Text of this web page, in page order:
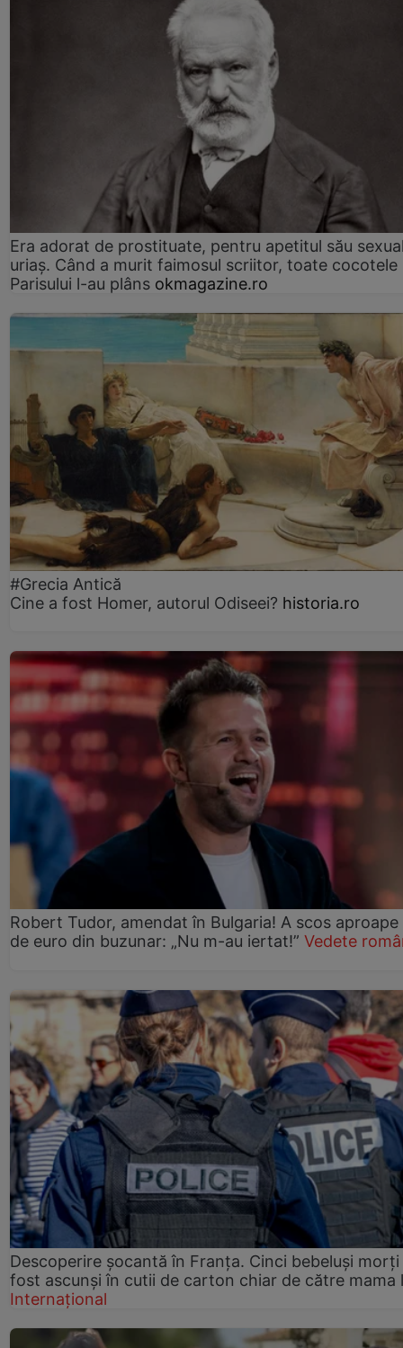
Era adorat de prostituate, pentru apetitul său
uriaș. Când a murit faimosul scriitor, toate cocotele
Parisului l-au plâns okmagazine.ro
#Grecia Antică
Cine a fost Homer, autorul Odiseei? historia.ro
Robert Tudor, amendat în Bulgaria! A scos
de euro din buzunar: „Nu m-au iertat!” Vedete
Descoperire șocantă în Franța. Cinci bebeluși morți
fost ascunși în cutii de carton chiar de către mama
Internațional